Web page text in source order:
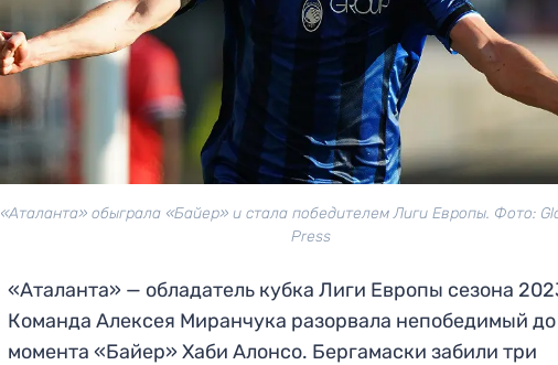
«Аталанта» обыграла «Байер» и стала победителем Лиги Европы. Фото:
Press
«Аталанта» — обладатель кубка Лиги Европы сезона
Команда Алексея Миранчука разорвала непобедимый до
момента «Байер» Хаби Алонсо. Бергамаски забили три